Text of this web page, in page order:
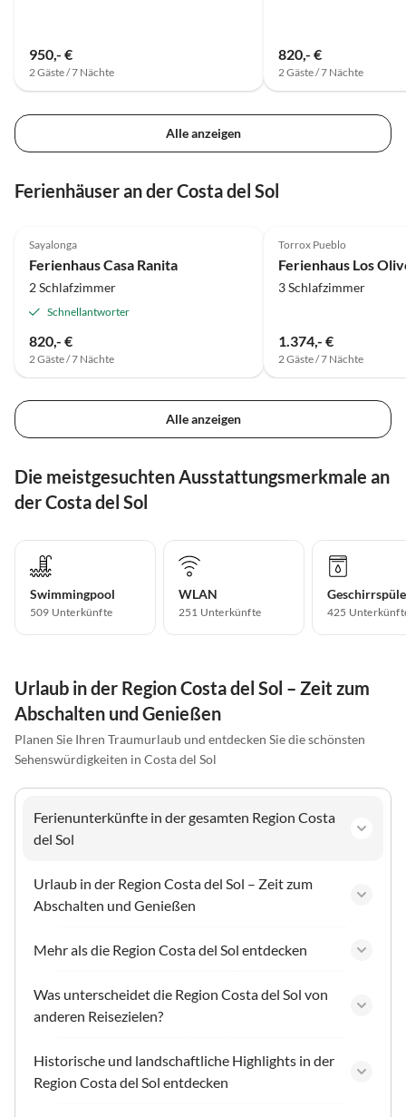
950,- €
2 Gäste / 7 Nächte
820,- €
2 Gäste / 7 Nächte
Alle anzeigen
Ferienhäuser an der Costa del Sol
Sayalonga
Ferienhaus Casa Ranita
2 Schlafzimmer
Schnellantworter
820,- €
2 Gäste / 7 Nächte
Torrox Pueblo
Ferienhaus Los
3 Schlafzimmer
1.374,- €
2 Gäste / 7 Nächte
Alle anzeigen
Die meistgesuchten Ausstattungsmerkmale an
der Costa del Sol
Swimmingpool
509 Unterkünfte
WLAN
251 Unterkünfte 425
Urlaub in der Region Costa del Sol – Zeit zum
Abschalten und Genießen
Planen Sie Ihren Traumurlaub und entdecken Sie die schönsten
Sehenswürdigkeiten in Costa del Sol
Ferienunterkünfte in der gesamten Region Costa
del Sol
Urlaub in der Region Costa del Sol – Zeit zum
Abschalten und Genießen
Mehr als die Region Costa del Sol entdecken
Was unterscheidet die Region Costa del Sol von
anderen Reisezielen?
Historische und landschaftliche Highlights in der
Region Costa del Sol entdecken